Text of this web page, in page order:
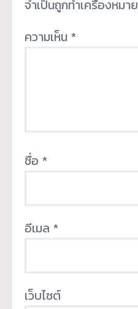
จำเป็นถูกทำเครื่องหมาย
ความเห็น *
ชื่อ *
อีเมล *
เว็บไซต์